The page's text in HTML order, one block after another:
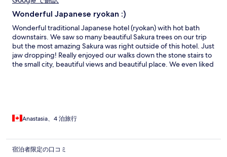
Wonderful Japanese ryokan :)
Wonderful traditional Japanese hotel (ryokan) with hot bath
downstairs. We saw so many beautiful Sakura trees on our trip
but the most amazing Sakura was right outside of this hotel. Just
jaw dropping! Really enjoyed our walks down the stone stairs to
the small city, beautiful views and beautiful place. We even liked
Anastasia、4 泊旅行
宿泊者限定の口コミ